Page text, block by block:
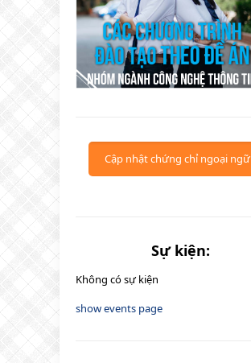
Cập nhật chứng chỉ ngoại ngữ
Sự kiện:
Không có sự kiện
show events page